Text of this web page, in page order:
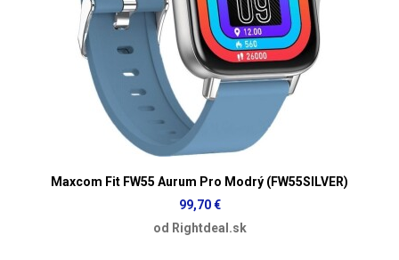
Maxcom Fit FW55 Aurum Pro Modrý (FW55SILVER)
99,70 €
od Rightdeal.sk